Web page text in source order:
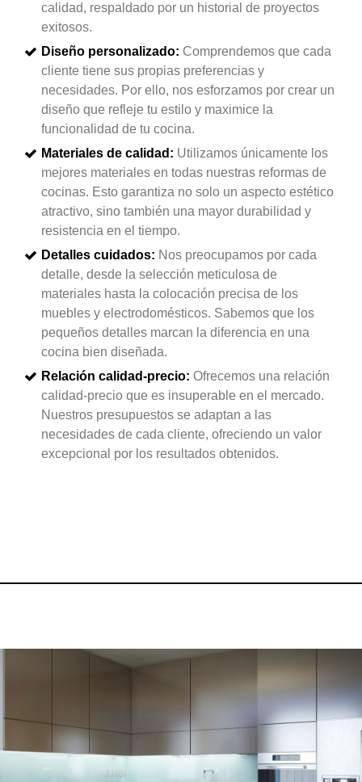
calidad, respaldado por un historial de proyectos
exitosos.
Diseño personalizado: Comprendemos que cada
cliente tiene sus propias preferencias y
necesidades. Por ello, nos esforzamos por crear un
diseño que refleje tu estilo y maximice la
funcionalidad de tu cocina.
Materiales de calidad: Utilizamos únicamente los
mejores materiales en todas nuestras reformas de
cocinas. Esto garantiza no solo un aspecto estético
atractivo, sino también una mayor durabilidad y
resistencia en el tiempo.
Detalles cuidados: Nos preocupamos por cada
detalle, desde la selección meticulosa de
materiales hasta la colocación precisa de los
muebles y electrodomésticos. Sabemos que los
pequeños detalles marcan la diferencia en una
cocina bien diseñada.
Relación calidad-precio: Ofrecemos una relación
calidad-precio que es insuperable en el mercado.
Nuestros presupuestos se adaptan a las
necesidades de cada cliente, ofreciendo un valor
excepcional por los resultados obtenidos.